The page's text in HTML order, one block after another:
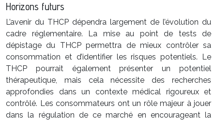
Horizons futurs
L’avenir du THCP dépendra largement de l’évolution du
cadre réglementaire. La mise au point de tests de
dépistage du THCP permettra de mieux contrôler sa
consommation et d’identifier les risques potentiels. Le
THCP pourrait également présenter un potentiel
thérapeutique, mais cela nécessite des recherches
approfondies dans un contexte médical rigoureux et
contrôlé. Les consommateurs ont un rôle majeur à jouer
dans la régulation de ce marché en encourageant la